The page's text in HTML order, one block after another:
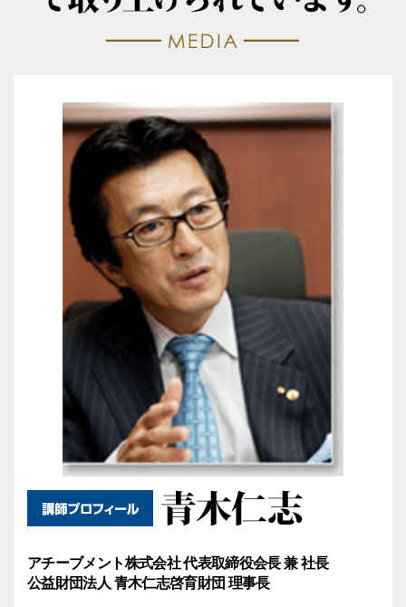
アチーブメント株式会社 代表取締役会長 兼 社長
公益財団法人 青木仁志啓育財団 理事長